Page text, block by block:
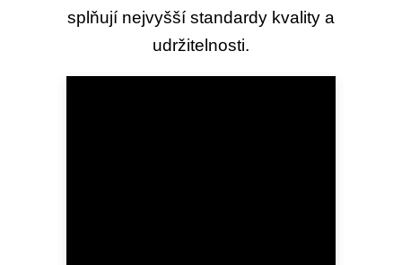
splňují nejvyšší standardy kvality a
udržitelnosti.